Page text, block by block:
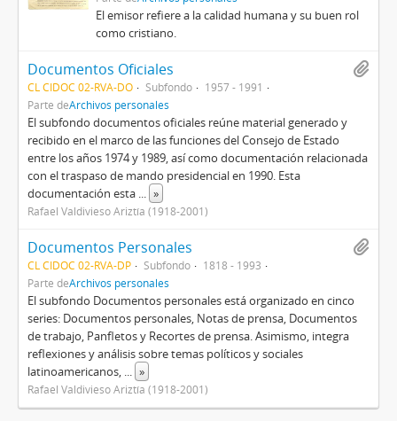
El emisor refiere a la calidad humana y su buen rol
como cristiano.
Documentos Oficiales
CL CIDOC 02-RVA-DO Subfondo
1957 - 1991
Parte deArchivos personales
El subfondo documentos oficiales reúne material generado y
recibido en el marco de las funciones del Consejo de Estado
entre los años 1974 y 1989, así como documentación relacionada
con el traspaso de mando presidencial en 1990. Esta
documentación esta ... »
Rafael Valdivieso Ariztía (1918-2001)
Documentos Personales
CL CIDOC 02-RVA-DP Subfondo
1818 - 1993
Parte deArchivos personales
El subfondo Documentos personales está organizado en cinco
series: Documentos personales, Notas de prensa, Documentos
de trabajo, Panfletos y Recortes de prensa. Asimismo, integra
reflexiones y análisis sobre temas políticos y sociales
latinoamericanos, ... »
Rafael Valdivieso Ariztía (1918-2001)